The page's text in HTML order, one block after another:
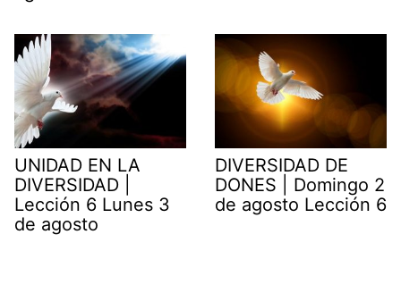
UNIDAD EN LA
DIVERSIDAD |
Lección 6 Lunes 3
de agosto
DIVERSIDAD DE
DONES | Domingo 2
de agosto Lección 6